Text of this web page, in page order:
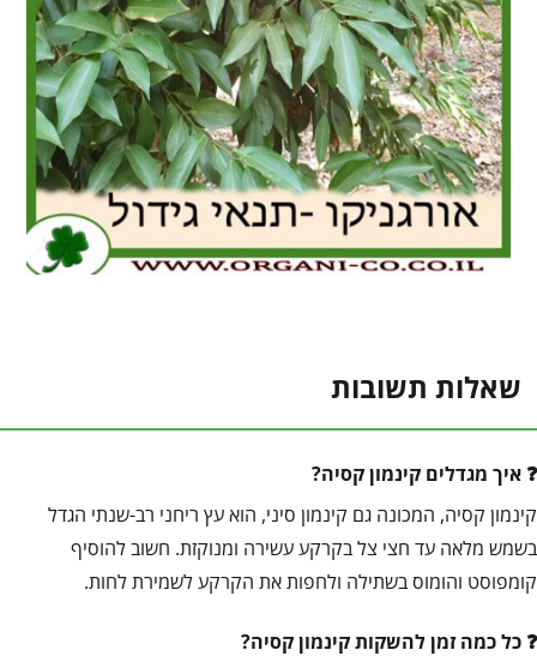
שאלות תשובות
איך מגדלים קינמון קסיה?
קינמון קסיה, המכונה גם קינמון סיני, הוא עץ ריחני רב-שנתי הגדל
בשמש מלאה עד חצי צל בקרקע עשירה ומנוקזת. חשוב להוסיף
קומפוסט והומוס בשתילה ולחפות את הקרקע לשמירת לחות.
כל כמה זמן להשקות קינמון קסיה?